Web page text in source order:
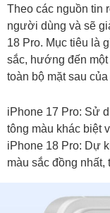
Theo các nguồn tin
người dùng và sẽ
18 Pro. Mục tiêu là
sắc, hướng đến
toàn bộ mặt sau của
iPhone 17 Pro: Sử
tông màu khác biệt
iPhone 18 Pro: Dự
màu sắc đồng